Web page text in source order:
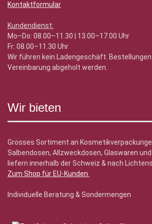
Kontaktformular
Kundendienst:
Mo–Do: 08.00–11.30 | 13.00–17.00 Uhr
Fr: 08.00–11.30 Uhr
Wir führen kein Ladengeschäft.
Vereinbarung abgeholt werden.
Wir bieten
Grosses Sortiment an
Salbendosen, Allzweckdosen, Glaswaren
liefern innerhalb der Schweiz & nach
Zum Shop für EU-Kunden.
Individuelle Beratung & Sondermengen